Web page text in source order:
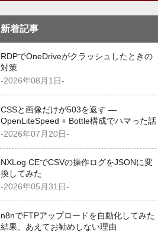
新着記事
RDPでOneDriveがクラッシュしたときの
対策
-2026年08月1日-
CSSと画像だけが503を返す —
OpenLiteSpeed + Bottle構成でハマった話
-2026年07月20日-
NXLog CEでCSVの操作ログをJSONに変
換してみた
-2026年05月31日-
n8nでFTPアップロードを自動化してみた
結果、あえてお勧めしない理由